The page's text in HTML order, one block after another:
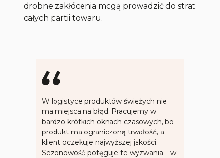
drobne zakłócenia mogą prowadzić do strat
całych partii towaru.
W logistyce produktów świeżych nie
ma miejsca na błąd. Pracujemy w
bardzo krótkich oknach czasowych, bo
produkt ma ograniczoną trwałość, a
klient oczekuje najwyższej jakości.
Sezonowość potęguje te wyzwania – w